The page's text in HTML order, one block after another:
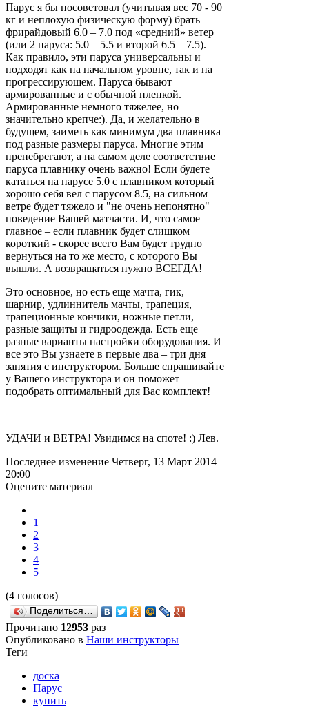
Парус я бы посоветовал (учитывая вес 70 - 90
кг и неплохую физическую форму) брать
фрирайдовый 6.0 – 7.0 под «средний» ветер
(или 2 паруса: 5.0 – 5.5 и второй 6.5 – 7.5).
Как правило, эти паруса универсальны и
подходят как на начальном уровне, так и на
прогрессирующем. Паруса бывают
армированные и с обычной пленкой.
Армированные немного тяжелее, но
значительно крепче:). Да, и желательно в
будущем, заиметь как минимум два плавника
под разные размеры паруса. Многие этим
пренебрегают, а на самом деле соответствие
паруса плавнику очень важно! Если будете
кататься на парусе 5.0 с плавником который
хорошо себя вел с парусом 8.5, на сильном
ветре будет тяжело и "не очень непонятно"
поведение Вашей матчасти. И, что самое
главное – если плавник будет слишком
короткий - скорее всего Вам будет трудно
вернуться на то же место, с которого Вы
вышли. А возвращаться нужно ВСЕГДА!
Это основное, но есть еще мачта, гик,
шарнир, удлиннитель мачты, трапеция,
трапеционные кончики, ножные петли,
разные защиты и гидроодежда. Есть еще
разные варианты настройки оборудования. И
все это Вы узнаете в первые два – три дня
занятия с инструктором. Больше спрашивайте
у Вашего инструктора и он поможет
подобрать оптимальный для Вас комплект!
УДАЧИ и ВЕТРА! Увидимся на споте! :) Лев.
Последнее изменение Четверг, 13 Март 2014
20:00
Оцените материал
1
2
3
4
5
(4 голосов)
Поделиться…
Прочитано 12953 раз
Опубликовано в Наши инструкторы
Теги
доска
Парус
купить